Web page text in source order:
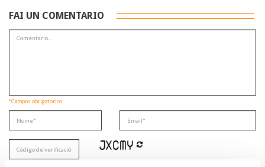
FAI UN COMENTARIO
*Campos obrigatorios